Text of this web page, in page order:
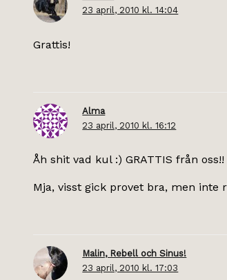
23 april, 2010 kl. 14:04
Grattis!
Alma
23 april, 2010 kl. 16:12
Åh shit vad kul :) GRATTIS från oss!!
Mja, visst gick provet bra, men inte
Malin, Rebell och Sinus!
23 april, 2010 kl. 17:03